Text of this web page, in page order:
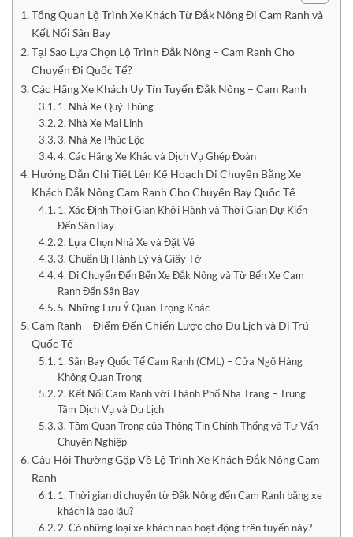
Tổng Quan Lộ Trình Xe Khách Từ Đắk Nông Đi Cam Ranh và
Kết Nối Sân Bay
Tại Sao Lựa Chọn Lộ Trình Đắk Nông – Cam Ranh Cho
Chuyến Đi Quốc Tế?
Các Hãng Xe Khách Uy Tín Tuyến Đắk Nông – Cam Ranh
1. Nhà Xe Quý Thủng
2. Nhà Xe Mai Linh
3. Nhà Xe Phúc Lộc
4. Các Hãng Xe Khác và Dịch Vụ Ghép Đoàn
Hướng Dẫn Chi Tiết Lên Kế Hoạch Di Chuyển Bằng Xe
Khách Đắk Nông Cam Ranh Cho Chuyến Bay Quốc Tế
1. Xác Định Thời Gian Khởi Hành và Thời Gian Dự Kiến
Đến Sân Bay
2. Lựa Chọn Nhà Xe và Đặt Vé
3. Chuẩn Bị Hành Lý và Giấy Tờ
4. Di Chuyển Đến Bến Xe Đắk Nông và Từ Bến Xe Cam
Ranh Đến Sân Bay
5. Những Lưu Ý Quan Trọng Khác
Cam Ranh – Điểm Đến Chiến Lược cho Du Lịch và Di Trú
Quốc Tế
1. Sân Bay Quốc Tế Cam Ranh (CML) – Cửa Ngõ Hàng
Không Quan Trọng
2. Kết Nối Cam Ranh với Thành Phố Nha Trang – Trung
Tâm Dịch Vụ và Du Lịch
3. Tầm Quan Trọng của Thông Tin Chính Thống và Tư Vấn
Chuyên Nghiệp
Câu Hỏi Thường Gặp Về Lộ Trình Xe Khách Đắk Nông Cam
Ranh
1. Thời gian di chuyển từ Đắk Nông đến Cam Ranh bằng xe
khách là bao lâu?
2. Có những loại xe khách nào hoạt động trên tuyến này?